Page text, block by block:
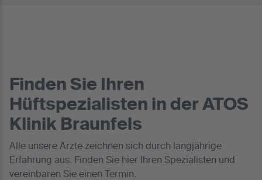
Finden Sie Ihren
Hüftspezialisten in der ATOS
Klinik Braunfels
Alle unsere Ärzte zeichnen sich durch langjährige
Erfahrung aus. Finden Sie hier Ihren Spezialisten und
vereinbaren Sie einen Termin.